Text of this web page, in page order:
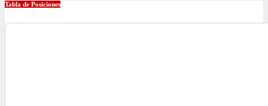
Tabla de Posiciones